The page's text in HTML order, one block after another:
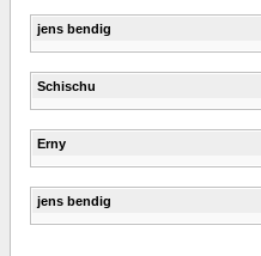
jens bendig
Schischu
Erny
jens bendig